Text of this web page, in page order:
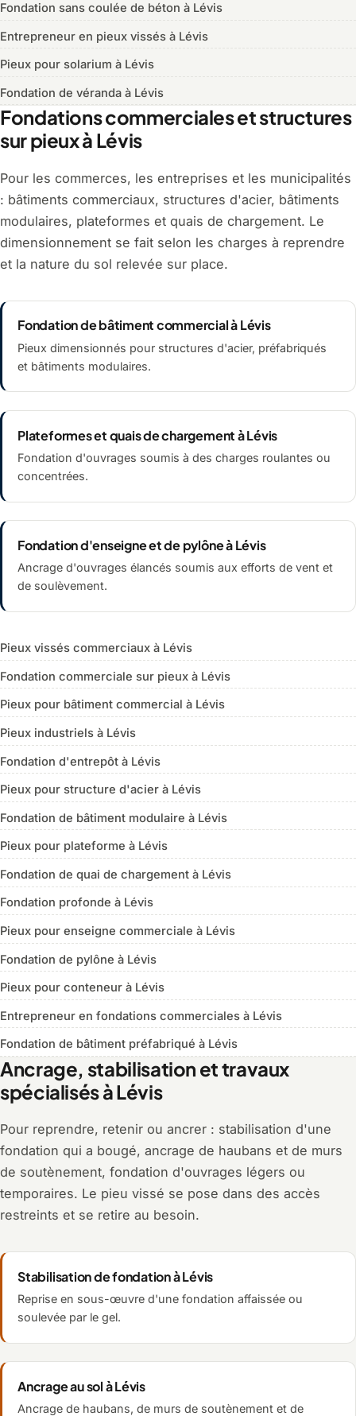
Fondation sans coulée de béton à Lévis
Entrepreneur en pieux vissés à Lévis
Pieux pour solarium à Lévis
Fondation de véranda à Lévis
Fondations commerciales et structures
sur pieux à Lévis
Pour les commerces, les entreprises et les municipalités
: bâtiments commerciaux, structures d'acier, bâtiments
modulaires, plateformes et quais de chargement. Le
dimensionnement se fait selon les charges à reprendre
et la nature du sol relevée sur place.
Fondation de bâtiment commercial à Lévis
Pieux dimensionnés pour structures d'acier, préfabriqués
et bâtiments modulaires.
Plateformes et quais de chargement à Lévis
Fondation d'ouvrages soumis à des charges roulantes ou
concentrées.
Fondation d'enseigne et de pylône à Lévis
Ancrage d'ouvrages élancés soumis aux efforts de vent et
de soulèvement.
Pieux vissés commerciaux à Lévis
Fondation commerciale sur pieux à Lévis
Pieux pour bâtiment commercial à Lévis
Pieux industriels à Lévis
Fondation d'entrepôt à Lévis
Pieux pour structure d'acier à Lévis
Fondation de bâtiment modulaire à Lévis
Pieux pour plateforme à Lévis
Fondation de quai de chargement à Lévis
Fondation profonde à Lévis
Pieux pour enseigne commerciale à Lévis
Fondation de pylône à Lévis
Pieux pour conteneur à Lévis
Entrepreneur en fondations commerciales à Lévis
Fondation de bâtiment préfabriqué à Lévis
Ancrage, stabilisation et travaux
spécialisés à Lévis
Pour reprendre, retenir ou ancrer : stabilisation d'une
fondation qui a bougé, ancrage de haubans et de murs
de soutènement, fondation d'ouvrages légers ou
temporaires. Le pieu vissé se pose dans des accès
restreints et se retire au besoin.
Stabilisation de fondation à Lévis
Reprise en sous-œuvre d'une fondation affaissée ou
soulevée par le gel.
Ancrage au sol à Lévis
Ancrage de haubans, de murs de soutènement et de